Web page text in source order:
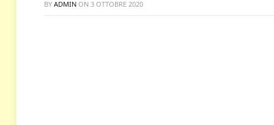
BY ADMIN ON 3 OTTOBRE 2020